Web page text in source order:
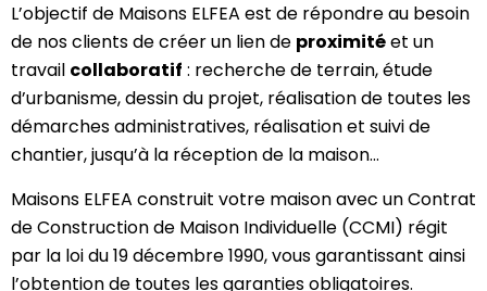
L’objectif de Maisons ELFEA est de répondre au besoin
de nos clients de créer un lien de proximitéet un
travail collaboratif : recherche de terrain, étude
d’urbanisme, dessin du projet, réalisation de toutes les
démarches administratives, réalisation et suivi de
chantier, jusqu’à la réception de la maison…
Maisons ELFEA construit votre maison avec un Contrat
de Construction de Maison Individuelle (CCMI) régit
par la loi du 19 décembre 1990, vous garantissant ainsi
l’obtention de toutes les garanties obligatoires.